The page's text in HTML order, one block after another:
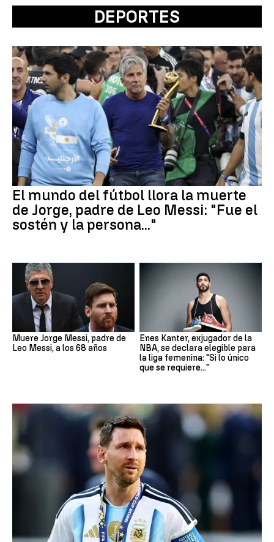
DEPORTES
El mundo del fútbol llora la muerte
de Jorge, padre de Leo Messi: "Fue el
sostén y la persona..."
Muere Jorge Messi, padre de
Leo Messi, a los 68 años
Enes Kanter, exjugador de la
NBA, se declara elegible para
la liga femenina: "Si lo único
que se requiere..."
Mundial 2026